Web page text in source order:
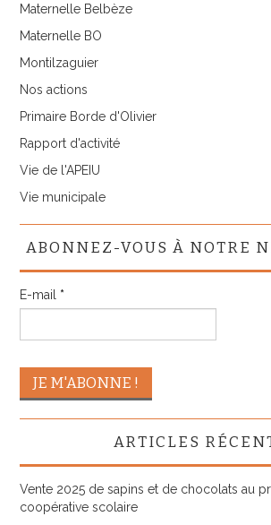
Maternelle Belbèze
Maternelle BO
Montilzaguier
Nos actions
Primaire Borde d'Olivier
Rapport d'activité
Vie de l'APEIU
Vie municipale
ABONNEZ-VOUS À NOTRE
E-mail *
ARTICLES
Vente 2025 de sapins et de chocolats au
coopérative scolaire